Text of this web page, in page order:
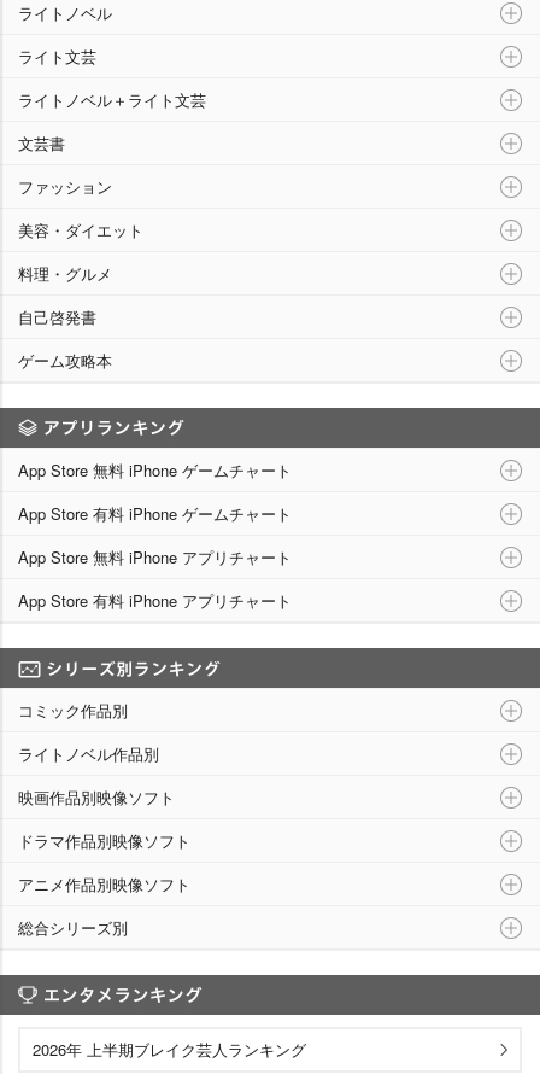
ライトノベル
ライト文芸
ライトノベル＋ライト文芸
文芸書
ファッション
美容・ダイエット
料理・グルメ
自己啓発書
ゲーム攻略本
App Store 無料 iPhone ゲームチャート
App Store 有料 iPhone ゲームチャート
App Store 無料 iPhone アプリチャート
App Store 有料 iPhone アプリチャート
コミック作品別
ライトノベル作品別
映画作品別映像ソフト
ドラマ作品別映像ソフト
アニメ作品別映像ソフト
総合シリーズ別
2026年 上半期ブレイク芸人ランキング